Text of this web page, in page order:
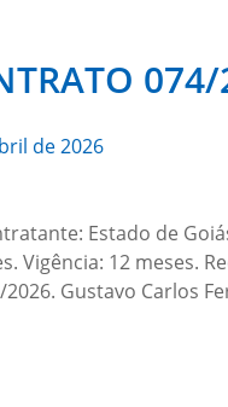
de 2026
Estado de
Vigência: 12 meses.
Gustavo Carlos